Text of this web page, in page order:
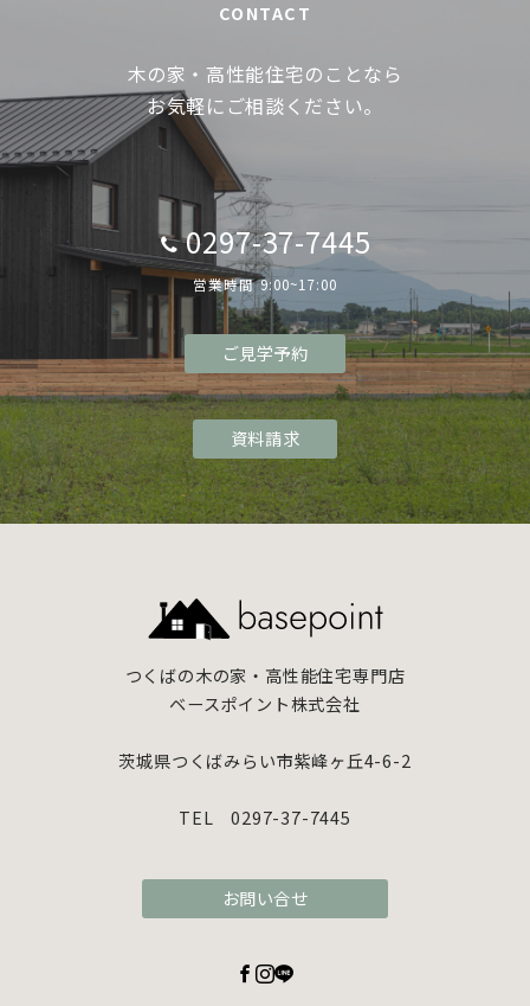
CONTACT
木の家・高性能住宅のことなら
お気軽にご相談ください。
0297-37-7445
営業時間 9:00~17:00
ご見学予約
資料請求
つくばの木の家・高性能住宅専門店
ベースポイント株式会社
茨城県つくばみらい市紫峰ヶ丘4-6-2
TEL 0297-37-7445
お問い合せ